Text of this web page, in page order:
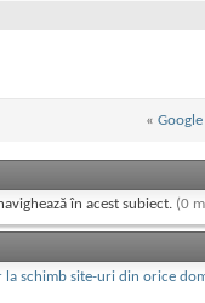
«
în acest subiect. (0
la schimb site-uri din orice